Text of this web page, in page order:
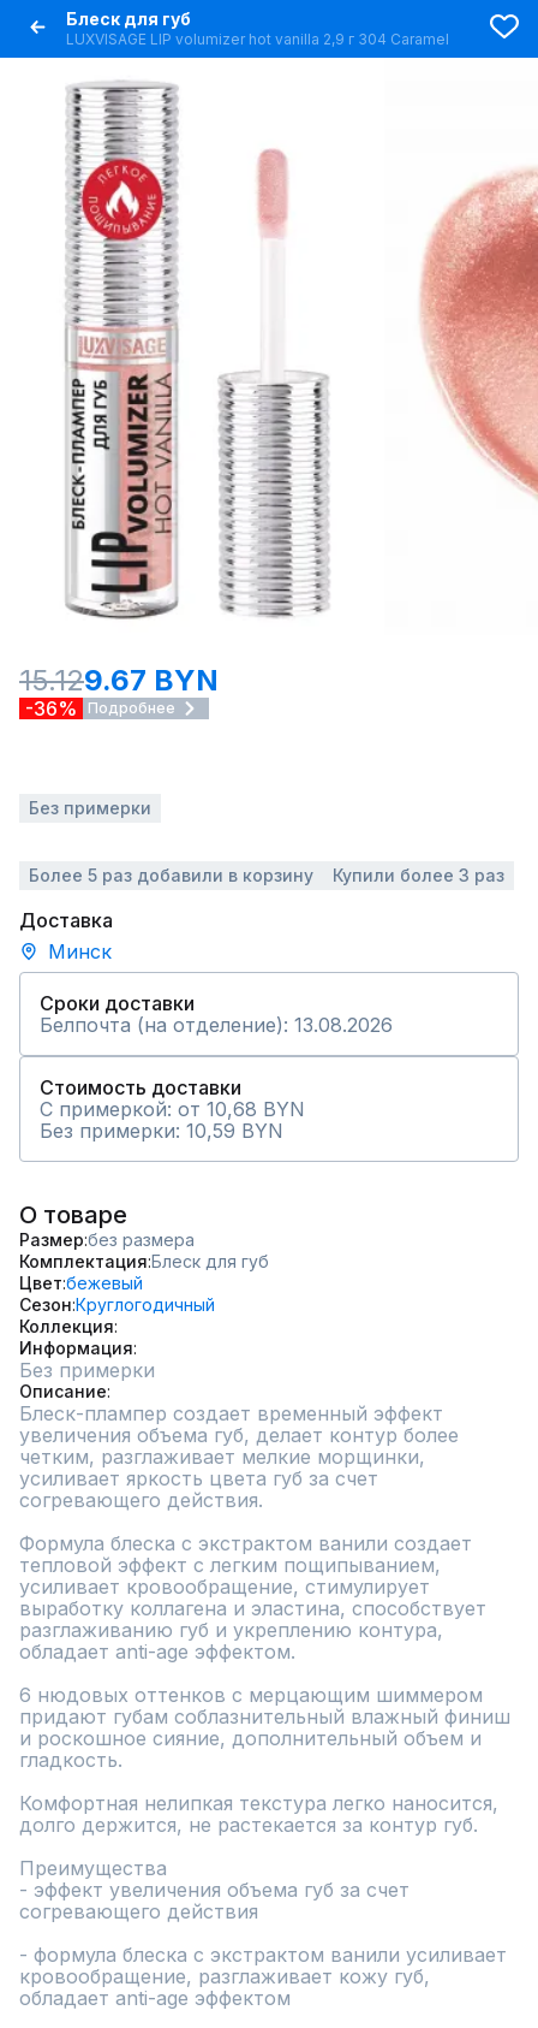
Блеск для губ
LUXVISAGE LIP volumizer hot vanilla 2,9 г 304 Caramel
15.129.67 BYN
-36% Подробнее
Без примерки
Более 5 раз добавили в корзину Купили более 3 раз
Доставка
Минск
Сроки доставки
Белпочта (на отделение): 13.08.2026
Стоимость доставки
С примеркой: от 10,68 BYN
Без примерки: 10,59 BYN
О товаре
Размер без размера
Комплектация Блеск для губ
Цвет бежевый
Сезон Круглогодичный
Коллекция
Информация
Без примерки
Описание
Блеск-плампер создает временный эффект
увеличения объема губ, делает контур более
четким, разглаживает мелкие морщинки,
усиливает яркость цвета губ за счет
согревающего действия.
Формула блеска с экстрактом ванили создает
тепловой эффект с легким пощипыванием,
усиливает кровообращение, стимулирует
выработку коллагена и эластина, способствует
разглаживанию губ и укреплению контура,
обладает anti-age эффектом.
6 нюдовых оттенков с мерцающим шиммером
придают губам соблазнительный влажный финиш
и роскошное сияние, дополнительный объем и
гладкость.
Комфортная нелипкая текстура легко наносится,
долго держится, не растекается за контур губ.
Преимущества
- эффект увеличения объема губ за счет
согревающего действия
- формула блеска с экстрактом ванили усиливает
кровообращение, разглаживает кожу губ,
обладает anti-age эффектом